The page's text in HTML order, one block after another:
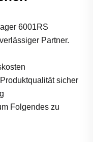
6001RS
Partner.
sicher
Folgendes zu